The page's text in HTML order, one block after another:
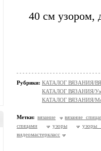
40 см узором,
Рубрики: КАТАЛОГ ВЯЗАНИЯ/
КАТАЛОГ ВЯЗАНИЯ/
КАТАЛОГ ВЯЗАНИЯ/
Метки: вязание
вязание
спицами
узоры
видеомастеркласс